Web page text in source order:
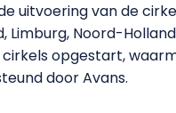
uitvoering van de
Limburg, Noord-
opgestart,
door Avans.